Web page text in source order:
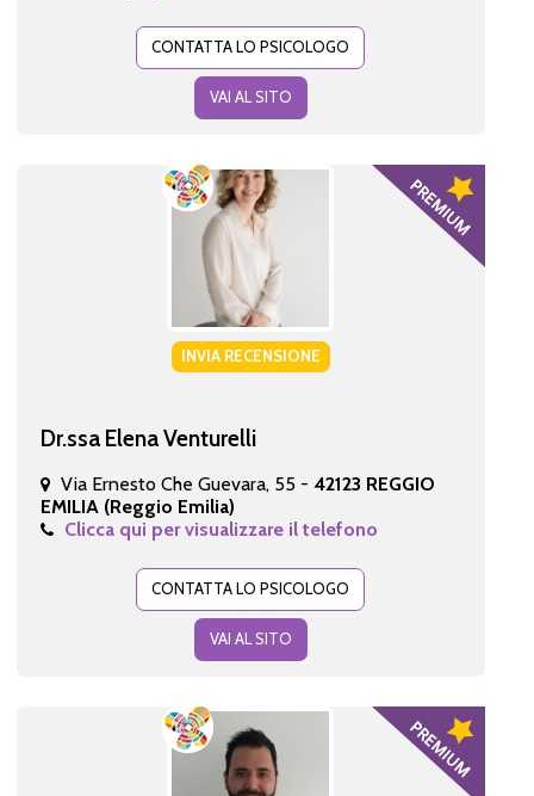
CONTATTA LO PSICOLOGO
VAI AL SITO
INVIA RECENSIONE
Dr.ssa Elena Venturelli
Via Ernesto Che Guevara, 55 - 42123 REGGIO
EMILIA (Reggio Emilia)
Clicca qui per visualizzare il telefono
CONTATTA LO PSICOLOGO
VAI AL SITO